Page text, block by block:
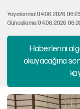
Yayınlanma: 04.06.2026 06:23
Güncelleme: 04.06.2026
Haberlerini
okuyacağına